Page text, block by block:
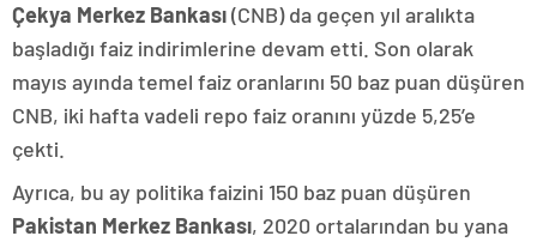
Çekya Merkez Bankası(CNB) da geçen yıl aralıkta
başladığı faiz indirimlerine devam etti. Son olarak
mayıs ayında temel faiz oranlarını 50 baz puan düşüren
CNB, iki hafta vadeli repo faiz oranını yüzde 5,25’e
çekti.
Ayrıca, bu ay politika faizini 150 baz puan düşüren
Pakistan Merkez Bankası, 2020 ortalarından bu yana